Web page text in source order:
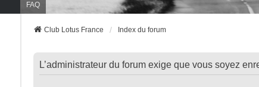
FAQ
Club Lotus France Index du forum
L’administrateur du forum exige que vous soyez